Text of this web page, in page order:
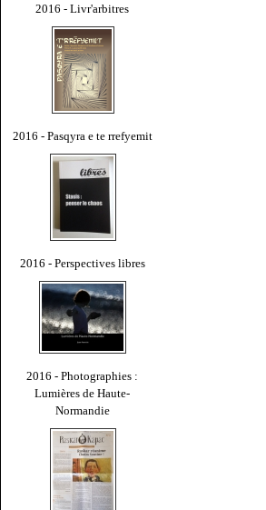
2016 - Livr'arbitres
2016 - Pasqyra e te rrefyemit
2016 - Perspectives libres
2016 - Photographies :
Lumières de Haute-
Normandie